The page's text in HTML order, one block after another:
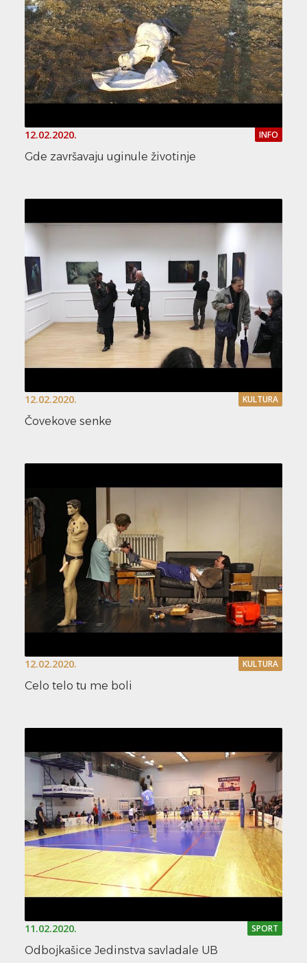
12.02.2020. INFO
Gde završavaju uginule životinje
12.02.2020. KULTURA
Čovekove senke
12.02.2020. KULTURA
Celo telo tu me boli
11.02.2020. SPORT
Odbojkašice Jedinstva savladale UB